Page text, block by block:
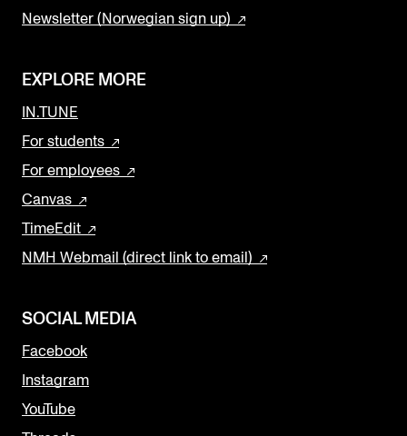
Newsletter (Norwegian sign up)
EXPLORE MORE
IN.TUNE
For students
For employees
Canvas
TimeEdit
NMH Webmail (direct link to email)
SOCIAL MEDIA
Facebook
Instagram
YouTube